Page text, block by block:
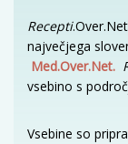
Recepti
največjega
Med.Over.Net.
vsebino s
Vsebine so